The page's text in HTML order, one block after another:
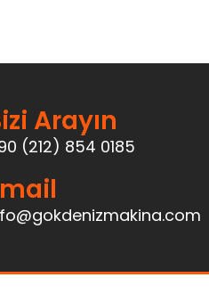
Arayın
(212) 854 0185